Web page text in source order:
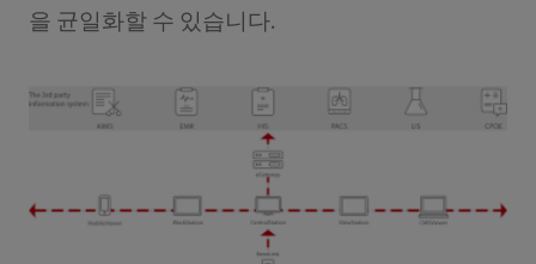
을 균일화할 수 있습니다.